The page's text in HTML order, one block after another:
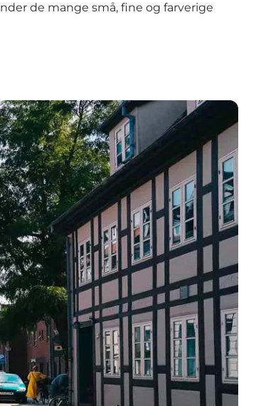
de mange små, fine og farverige